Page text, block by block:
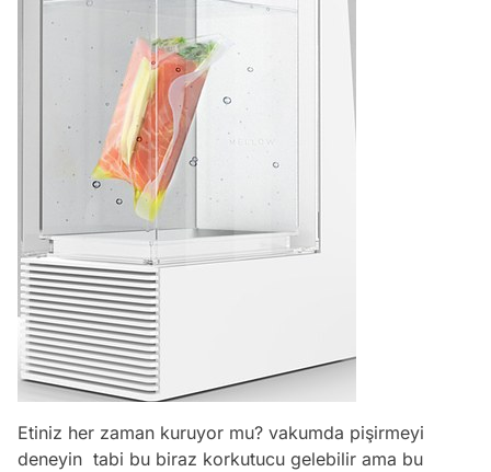
Etiniz her zaman kuruyor mu? vakumda pişirmeyi
deneyin tabi bu biraz korkutucu gelebilir ama bu